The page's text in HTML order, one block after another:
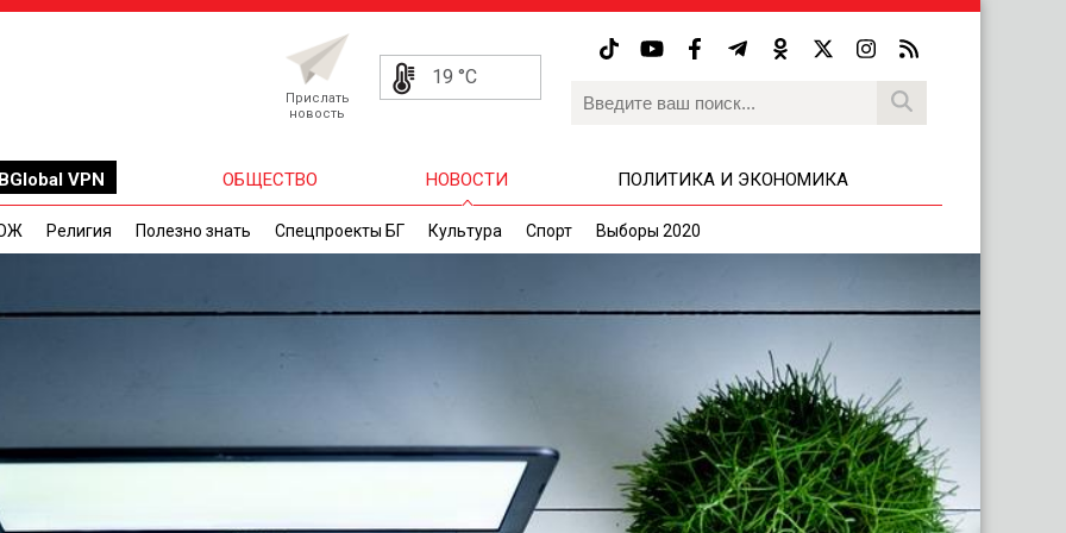
Прислать
новость
19 °C
BGlobal VPN ОБЩЕСТВО
Религия Полезно знать Спецпроекты БГ Культура Спорт Выборы 2020
НОВОСТИ ПОЛИТИКА И ЭКОНОМИКА